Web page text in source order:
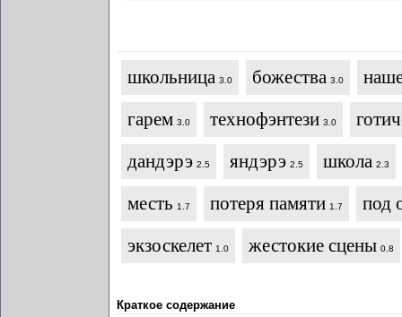
школьница 3.0 божества 3.0
гарем 3.0 технофэнтези 3.0
дандэрэ 2.5 яндэрэ 2.5 школа 2.3
месть 1.7 потеря памяти 1.7
под
экзоскелет 1.0 жестокие сцены 0.8
Краткое содержание